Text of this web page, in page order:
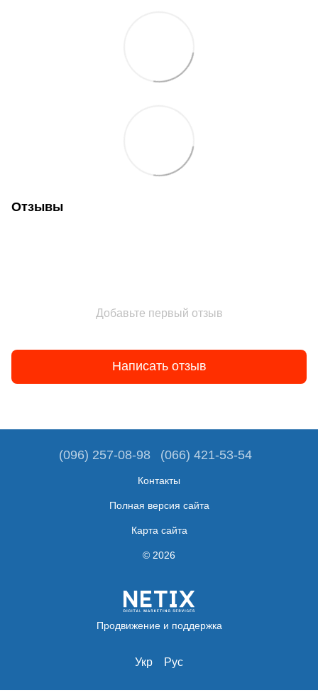
Отзывы
Добавьте первый отзыв
Написать отзыв
(096) 257-08-98 (066) 421-53-54
Контакты
Полная версия сайта
Карта сайта
© 2026
Продвижение и поддержка
Укр Рус